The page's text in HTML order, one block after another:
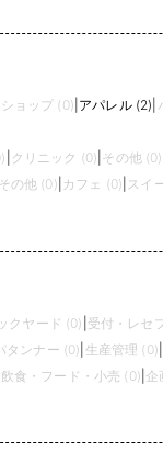
ョップ (0) アパレル (2)
クリニック (0) その他 (0)
その他 (0) カフェ (0) スイ
クヤード (0) 受付・レセ
タンナー (0) 生産管理 (0)
飲食・フード・小売 (0) 企